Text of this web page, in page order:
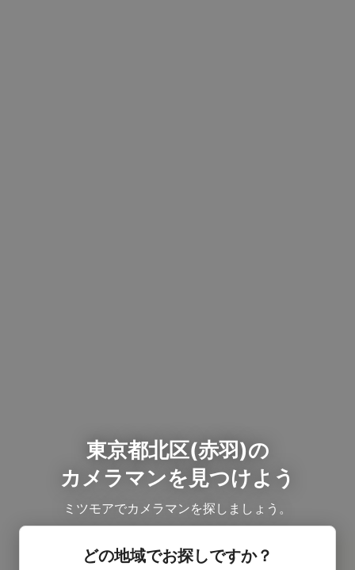
東京都北区(赤羽)の
カメラマンを見つけよう
ミツモアでカメラマンを探しましょう。
どの地域でお探しですか？